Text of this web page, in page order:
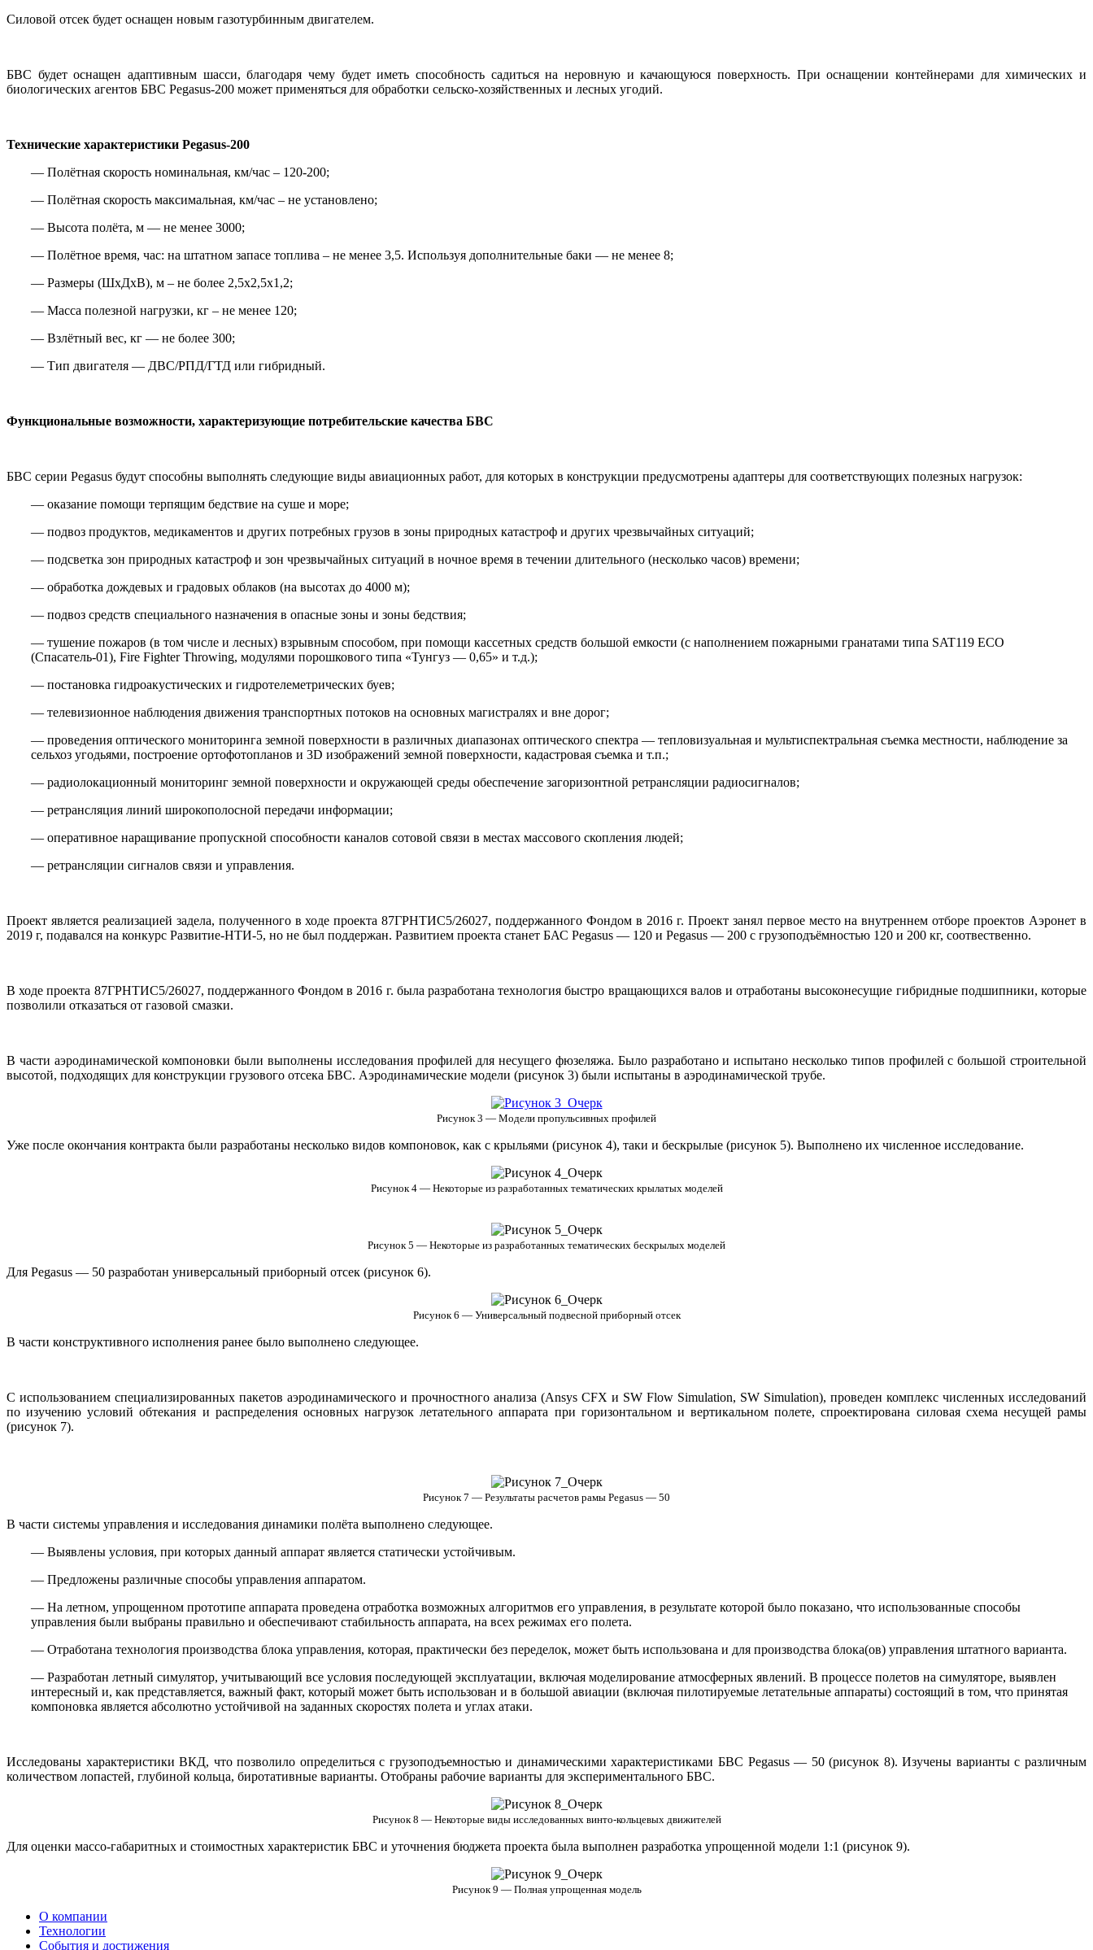
Силовой отсек будет оснащен новым газотурбинным двигателем.
БВС будет оснащен адаптивным шасси, благодаря чему будет иметь способность садиться на неровную и качающуюся поверхность. При оснащении контейнерами для химических и
биологических агентов БВС Pegasus-200 может применяться для обработки сельско-хозяйственных и лесных угодий.
Технические характеристики Pegasus-200
— Полётная скорость номинальная, км/час – 120-200;
— Полётная скорость максимальная, км/час – не установлено;
— Высота полёта, м — не менее 3000;
— Полётное время, час: на штатном запасе топлива – не менее 3,5. Используя дополнительные баки — не менее 8;
— Размеры (ШхДхВ), м – не более 2,5х2,5х1,2;
— Масса полезной нагрузки, кг – не менее 120;
— Взлётный вес, кг — не более 300;
— Тип двигателя — ДВС/РПД/ГТД или гибридный.
Функциональные возможности, характеризующие потребительские качества БВС
БВС серии Pegasus будут способны выполнять следующие виды авиационных работ, для которых в конструкции предусмотрены адаптеры для соответствующих полезных нагрузок:
— оказание помощи терпящим бедствие на суше и море;
— подвоз продуктов, медикаментов и других потребных грузов в зоны природных катастроф и других чрезвычайных ситуаций;
— подсветка зон природных катастроф и зон чрезвычайных ситуаций в ночное время в течении длительного (несколько часов) времени;
— обработка дождевых и градовых облаков (на высотах до 4000 м);
— подвоз средств специального назначения в опасные зоны и зоны бедствия;
— тушение пожаров (в том числе и лесных) взрывным способом, при помощи кассетных средств большой емкости (с наполнением пожарными гранатами типа SAT119 ECO
(Спасатель-01), Fire Fighter Throwing, модулями порошкового типа «Тунгуз — 0,65» и т.д.);
— постановка гидроакустических и гидротелеметрических буев;
— телевизионное наблюдения движения транспортных потоков на основных магистралях и вне дорог;
— проведения оптического мониторинга земной поверхности в различных диапазонах оптического спектра — тепловизуальная и мультиспектральная съемка местности, наблюдение за
сельхоз угодьями, построение ортофотопланов и 3D изображений земной поверхности, кадастровая съемка и т.п.;
— радиолокационный мониторинг земной поверхности и окружающей среды обеспечение загоризонтной ретрансляции радиосигналов;
— ретрансляция линий широкополосной передачи информации;
— оперативное наращивание пропускной способности каналов сотовой связи в местах массового скопления людей;
— ретрансляции сигналов связи и управления.
Проект является реализацией задела, полученного в ходе проекта 87ГРНТИС5/26027, поддержанного Фондом в 2016 г. Проект занял первое место на внутреннем отборе проектов Аэронет в
2019 г, подавался на конкурс Развитие-НТИ-5, но не был поддержан. Развитием проекта станет БАС Pegasus — 120 и Pegasus — 200 с грузоподъёмностью 120 и 200 кг, соотвественно.
В ходе проекта 87ГРНТИС5/26027, поддержанного Фондом в 2016 г. была разработана технология быстро вращающихся валов и отработаны высоконесущие гибридные подшипники, которые
позволили отказаться от газовой смазки.
В части аэродинамической компоновки были выполнены исследования профилей для несущего фюзеляжа. Было разработано и испытано несколько типов профилей с большой строительной
высотой, подходящих для конструкции грузового отсека БВС. Аэродинамические модели (рисунок 3) были испытаны в аэродинамической трубе.
Рисунок 3 — Модели пропульсивных профилей
Уже после окончания контракта были разработаны несколько видов компоновок, как с крыльями (рисунок 4), таки и бескрылые (рисунок 5). Выполнено их численное исследование.
Рисунок 4 — Некоторые из разработанных тематических крылатых моделей
Рисунок 5 — Некоторые из разработанных тематических бескрылых моделей
Для Pegasus — 50 разработан универсальный приборный отсек (рисунок 6).
Рисунок 6 — Универсальный подвесной приборный отсек
В части конструктивного исполнения ранее было выполнено следующее.
С использованием специализированных пакетов аэродинамического и прочностного анализа (Ansys CFX и SW Flow Simulation, SW Simulation), проведен комплекс численных исследований
по изучению условий обтекания и распределения основных нагрузок летательного аппарата при горизонтальном и вертикальном полете, спроектирована силовая схема несущей рамы
(рисунок 7).
Рисунок 7 — Результаты расчетов рамы Pegasus — 50
В части системы управления и исследования динамики полёта выполнено следующее.
— Выявлены условия, при которых данный аппарат является статически устойчивым.
— Предложены различные способы управления аппаратом.
— На летном, упрощенном прототипе аппарата проведена отработка возможных алгоритмов его управления, в результате которой было показано, что использованные способы
управления были выбраны правильно и обеспечивают стабильность аппарата, на всех режимах его полета.
— Отработана технология производства блока управления, которая, практически без переделок, может быть использована и для производства блока(ов) управления штатного варианта.
— Разработан летный симулятор, учитывающий все условия последующей эксплуатации, включая моделирование атмосферных явлений. В процессе полетов на симуляторе, выявлен
интересный и, как представляется, важный факт, который может быть использован и в большой авиации (включая пилотируемые летательные аппараты) состоящий в том, что принятая
компоновка является абсолютно устойчивой на заданных скоростях полета и углах атаки.
Исследованы характеристики ВКД, что позволило определиться с грузоподъемностью и динамическими характеристиками БВС Pegasus — 50 (рисунок 8). Изучены варианты с различным
количеством лопастей, глубиной кольца, биротативные варианты. Отобраны рабочие варианты для экспериментального БВС.
Рисунок 8 — Некоторые виды исследованных винто-кольцевых движителей
Для оценки массо-габаритных и стоимостных характеристик БВС и уточнения бюджета проекта была выполнен разработка упрощенной модели 1:1 (рисунок 9).
Рисунок 9 — Полная упрощенная модель
О компании
Технологии
События и достижения